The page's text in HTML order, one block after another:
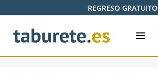
Saltar al contenido principalREGRESO GRATUITO